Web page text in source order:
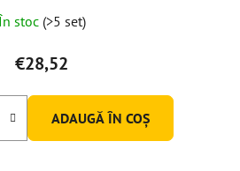
medie
a
produsului
este
5,0
stoc (>5 set)
€28,52
ADAUGĂ ÎN COŞ